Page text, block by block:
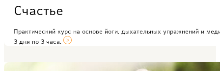
Счастье
Практический курс на основе йоги, дыхательных упражнений и
3 дня по 3 часа.